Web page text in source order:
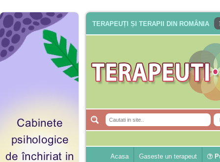
TERAPEUȚI ȘI TERAPII DIN ROMÂNIA
Acasa Gaseste un terapeut